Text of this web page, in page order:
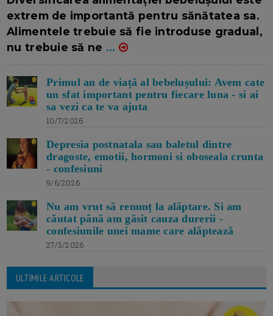
extrem de importantă pentru sănătatea sa.
Alimentele trebuie să fie introduse gradual,
nu trebuie să ne ...
Primul an de viață al bebelușului: Avem cate
un sfat important pentru fiecare luna - si ai
sa vezi ca te va ajuta
10/7/2026
Depresia postnatala sau baletul dintre
dragoste, emotii, hormoni si oboseala crunta
- confesiuni
9/6/2026
Nu am vrut să renunț la alăptare. Si am
căutat până am găsit cauza durerii -
confesiunile unei mame care alăptează
27/3/2026
ULTIMILE ARTICOLE